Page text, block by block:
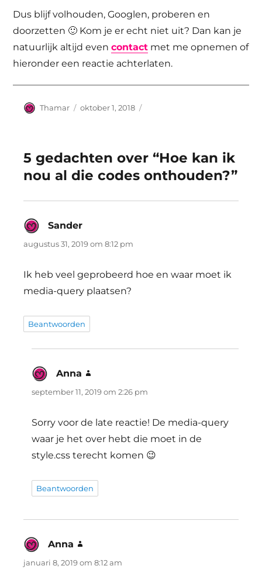
Dus blijf volhouden, Googlen, proberen en
doorzetten 🙂 Kom je er echt niet uit? Dan kan je
natuurlijk altijd evencontact met me opnemen of
hieronder een reactie achterlaten.
Auteur
Thamar
Geplaatst
oktober 1, 2018
5 gedachten over “Hoe kan ik
nou al die codes onthouden?”
Sander
augustus 31, 2019 om 8:12 pm
Ik heb veel geprobeerd hoe en waar moet ik
media-query plaatsen?
Beantwoorden
Anna
september 11, 2019 om 2:26 pm
Sorry voor de late reactie! De media-query
waar je het over hebt die moet in de
style.css terecht komen 😉
Beantwoorden
Anna
januari 8, 2019 om 8:12 am